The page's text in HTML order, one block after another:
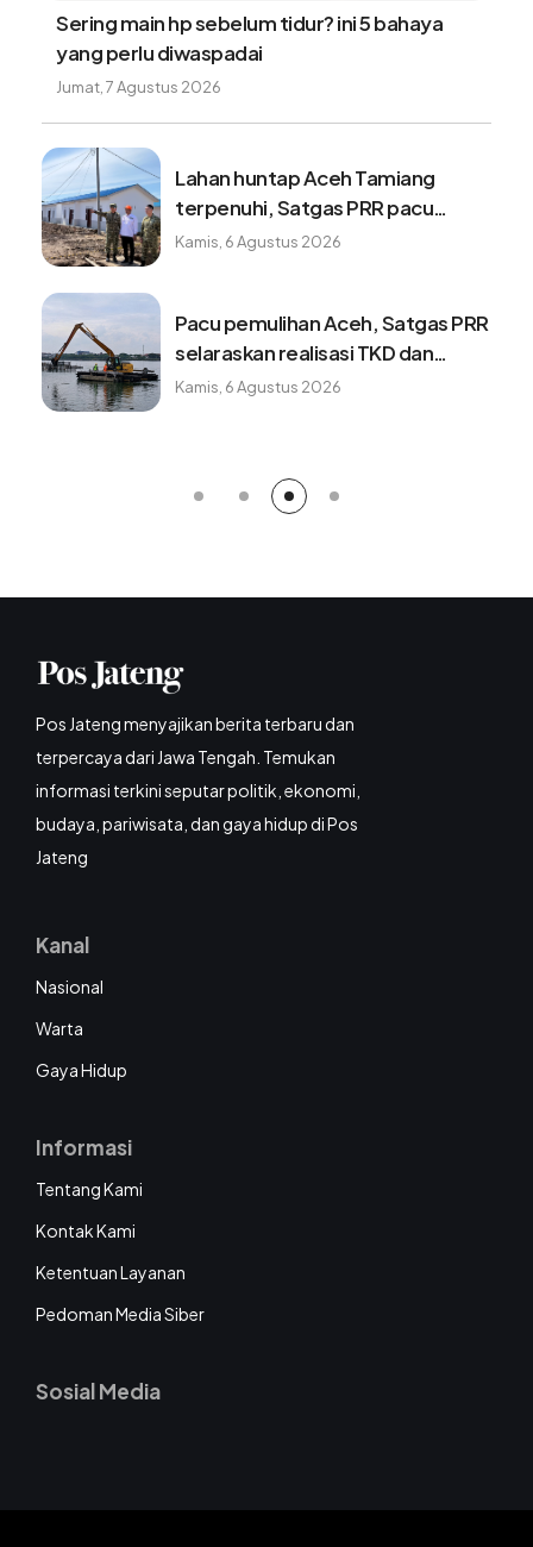
Sering main hp sebelum tidur? ini 5 bahaya
yang perlu diwaspadai
Jumat, 7 Agustus 2026
Lahan huntap Aceh Tamiang
terpenuhi, Satgas PRR pacu
penyelesaian fasilitas pendukung
Kamis, 6 Agustus 2026
Pacu pemulihan Aceh, Satgas PRR
selaraskan realisasi TKD dan
program K/L
Kamis, 6 Agustus 2026
Pos Jateng menyajikan berita terbaru dan
terpercaya dari Jawa Tengah. Temukan
informasi terkini seputar politik, ekonomi,
budaya, pariwisata, dan gaya hidup di Pos
Jateng
Kanal
Nasional
Warta
Gaya Hidup
Informasi
Tentang Kami
Kontak Kami
Ketentuan Layanan
Pedoman Media Siber
Sosial Media